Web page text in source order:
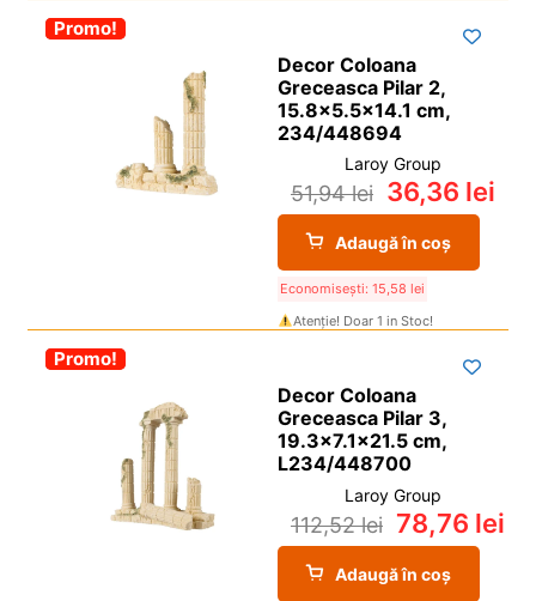
-30%
Promo!
Decor Coloana
Greceasca Pilar 2,
15.8×5.5×14.1 cm,
234/448694
Laroy Group
51,94lei 36,36 lei
Adaugă în coș
Economisești: 15,58 lei
Atenție! Doar 1 in Stoc!
-30%
Promo!
Decor Coloana
Greceasca Pilar 3,
19.3×7.1×21.5 cm,
L234/448700
Laroy Group
112,52lei 78,76 lei
Adaugă în coș